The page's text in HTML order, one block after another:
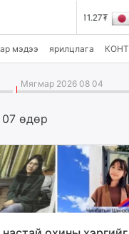
JPY
мэдээ ярилцлага
Мягмар 2026 08 04
өдөр